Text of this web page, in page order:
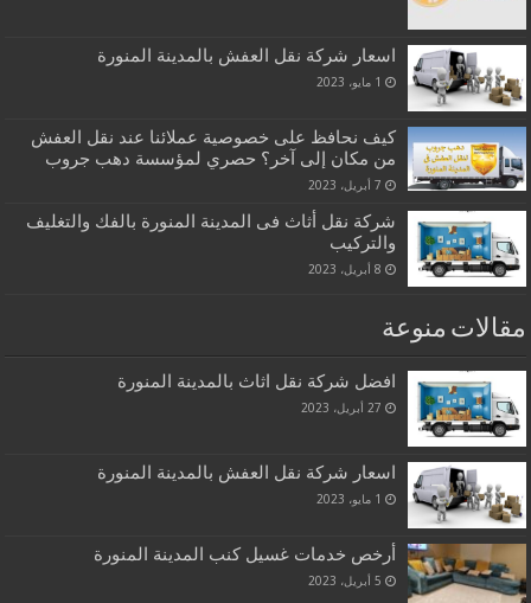
اسعار شركة نقل العفش بالمدينة المنورة
1 مايو، 2023
كيف نحافظ على خصوصية عملائنا عند نقل العفش
من مكان إلى آخر؟ حصري لمؤسسة دهب جروب
7 أبريل، 2023
شركة نقل أثاث فى المدينة المنورة بالفك والتغليف
والتركيب
8 أبريل، 2023
مقالات منوعة
افضل شركة نقل اثاث بالمدينة المنورة
27 أبريل، 2023
اسعار شركة نقل العفش بالمدينة المنورة
1 مايو، 2023
أرخص خدمات غسيل كنب المدينة المنورة
5 أبريل، 2023